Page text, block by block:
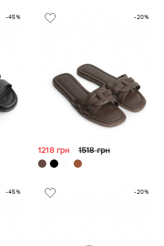
-45% -20%
1218 грн 1518 грн
-45% -20%